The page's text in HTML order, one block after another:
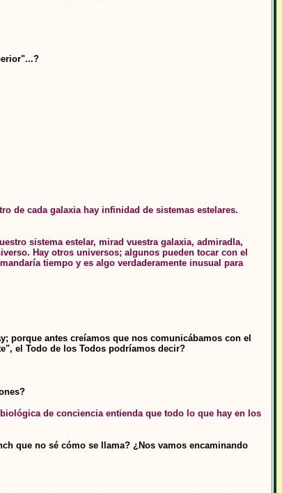
de cada galaxia hay infinidad de sistemas estelares.
sistema estelar, mirad vuestra galaxia, admiradla,
Hay otros universos; algunos pueden tocar con el
tiempo y es algo verdaderamente inusual para
porque antes creíamos que nos comunicábamos con el
el Todo de los Todos podríamos decir?
de conciencia entienda que todo lo que hay en los
que no sé cómo se llama? ¿Nos vamos encaminando